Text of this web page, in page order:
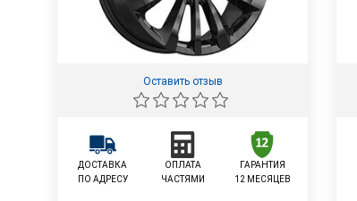
Оставить отзыв
ДОСТАВКА
ПО АДРЕСУ
ОПЛАТА
ЧАСТЯМИ
ГАРАНТИЯ
12 МЕСЯЦЕВ